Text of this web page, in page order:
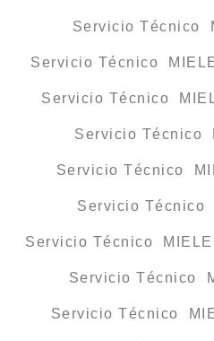
Servicio Técnico
Servicio Técnico
Servicio Técnico
Servicio Técnico
Servicio Técnico
Servicio
Servicio Técnico
Servicio Técnico
Servicio Técnico